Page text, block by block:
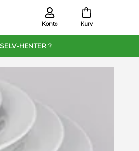
Konto Kurv
SELV-HENTER ?